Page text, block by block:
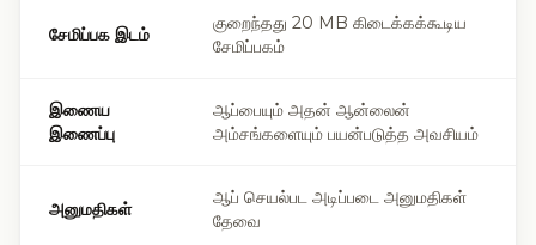
சேமிப்பக இடம்
குறைந்தது 20 MB கிடைக்கக்கூடிய
சேமிப்பகம்
இணைய
இணைப்பு
ஆப்பையும் அதன் ஆன்லைன்
அம்சங்களையும் பயன்படுத்த அவசியம்
அனுமதிகள்
ஆப் செயல்பட அடிப்படை அனுமதிகள்
தேவை